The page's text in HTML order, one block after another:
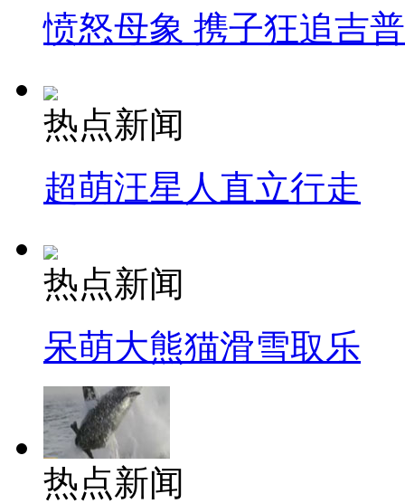
愤怒母象 携子狂追吉
热点新闻
超萌汪星人直立行走
热点新闻
呆萌大熊猫滑雪取乐
热点新闻